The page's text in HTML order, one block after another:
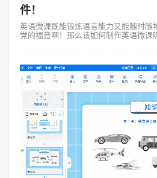
件！
英语微课既能锻炼语言能力又能随时随
党的福音啊！那么该如何制作英语微课